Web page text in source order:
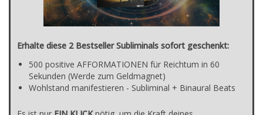
Erhalte diese 2 Bestseller Subliminals sofort geschenkt:
500 positive AFFORMATIONEN für Reichtum in 60
Sekunden (Werde zum Geldmagnet)
Wohlstand manifestieren - Subliminal + Binaural Beats